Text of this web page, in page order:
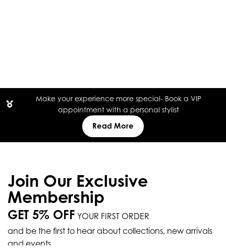
Make your experience more special- Book a VIP
appointment with a personal stylist
Read More
Join Our Exclusive
Membership
GET 5% OFF YOUR FIRST ORDER
and be the first to hear about collections, new arrivals
and events.